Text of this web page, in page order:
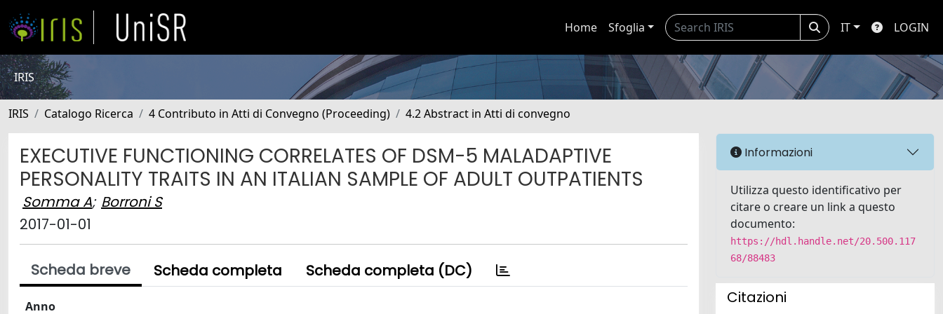
Home Sfoglia IT LOGIN
IRIS
IRIS Catalogo Ricerca 4 Contributo in Atti di Convegno (Proceeding) 4.2 Abstract in Atti di convegno
EXECUTIVE FUNCTIONING CORRELATES OF DSM-5 MALADAPTIVE
PERSONALITY TRAITS IN AN ITALIAN SAMPLE OF ADULT OUTPATIENTS
Somma A; Borroni S
2017-01-01
Scheda breve Scheda completa Scheda completa (DC)
Anno
Informazioni
Utilizza questo identificativo per
citare o creare un link a questo
documento:
https://hdl.handle.net/20.500.117
68/88483
Citazioni